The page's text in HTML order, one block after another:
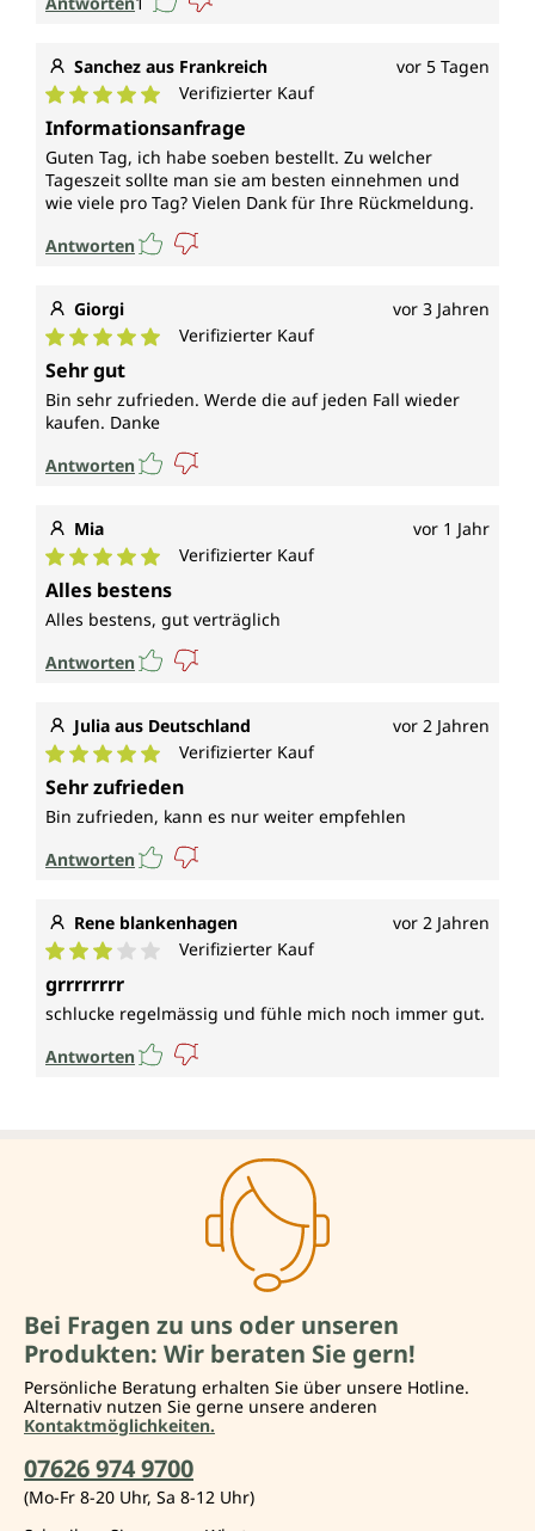
Sanchez aus Frankreich vor 5 Tagen
Durchschnittliche Bewertung von 5 von 5 Sternen
Verifizierter Kauf
Informationsanfrage
Guten Tag, ich habe soeben bestellt. Zu welcher
Tageszeit sollte man sie am besten einnehmen und
wie viele pro Tag? Vielen Dank für Ihre Rückmeldung.
Antworten
Giorgi vor 3 Jahren
Durchschnittliche Bewertung von 5 von 5 Sternen
Verifizierter Kauf
Sehr gut
Bin sehr zufrieden. Werde die auf jeden Fall wieder
kaufen. Danke
Antworten
Mia vor 1 Jahr
Durchschnittliche Bewertung von 5 von 5 Sternen
Verifizierter Kauf
Alles bestens
Alles bestens, gut verträglich
Antworten
Julia aus Deutschland vor 2 Jahren
Durchschnittliche Bewertung von 5 von 5 Sternen
Verifizierter Kauf
Sehr zufrieden
Bin zufrieden, kann es nur weiter empfehlen
Antworten
Rene blankenhagen vor 2 Jahren
Verifizierter Kauf
grrrrrrrr
schlucke regelmässig und fühle mich noch immer gut.
Antworten
Bei Fragen zu uns oder unseren
Produkten: Wir beraten Sie gern!
Persönliche Beratung erhalten Sie über unsere Hotline.
Alternativ nutzen Sie gerne unsere anderen
Kontaktmöglichkeiten.
07626 974 9700
(Mo-Fr 8-20 Uhr, Sa 8-12 Uhr)